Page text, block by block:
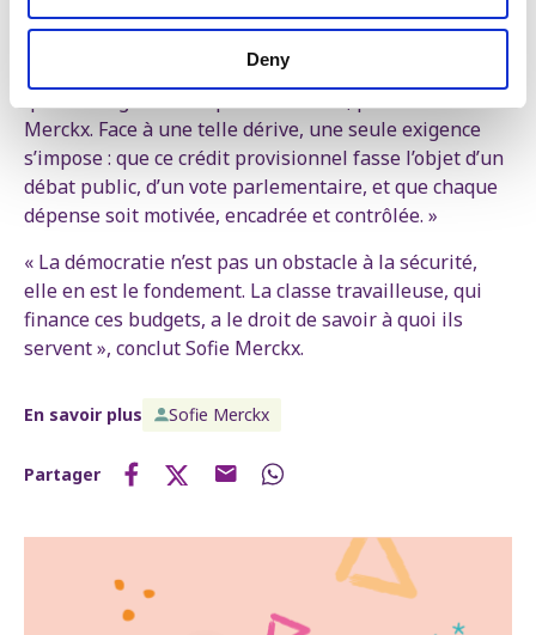
Deny
Une exigence claire : transparence et contrôle
« Les divisions au sein même de la majorité montrent
Merckx. Face à une telle dérive, une seule exigence
s’impose : que ce crédit provisionnel fasse l’objet d’un
débat public, d’un vote parlementaire, et que chaque
dépense soit motivée, encadrée et contrôlée. »
« La démocratie n’est pas un obstacle à la sécurité,
elle en est le fondement. La classe travailleuse, qui
finance ces budgets, a le droit de savoir à quoi ils
servent », conclut Sofie Merckx.
En savoir plus Sofie Merckx
Partager